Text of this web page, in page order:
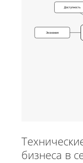
Доступность
Экономия
бизнеса в